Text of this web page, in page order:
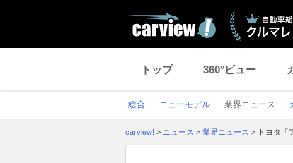
トップ 360°ビュー
総合 ニューモデル 業界ニュース
carview! > ニュース > 業界ニュース > トヨタ